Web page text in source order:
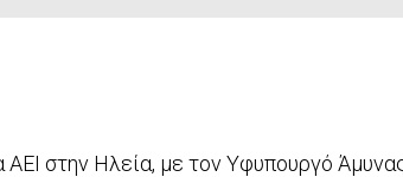
στην Ηλεία, με τον Υφυπουργό